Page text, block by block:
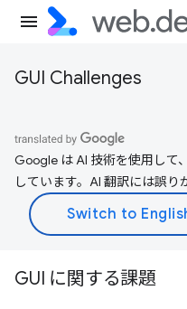
GUI Challenges
Google は AI 技術を使用して
しています。AI 翻訳には誤り
GUI に関する課題